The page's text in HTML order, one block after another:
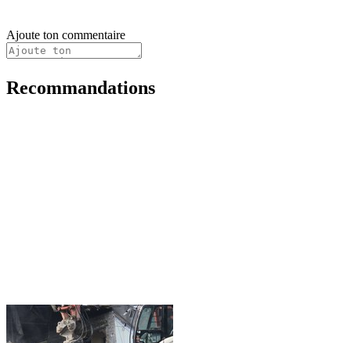
Ajoute ton commentaire
Recommandations